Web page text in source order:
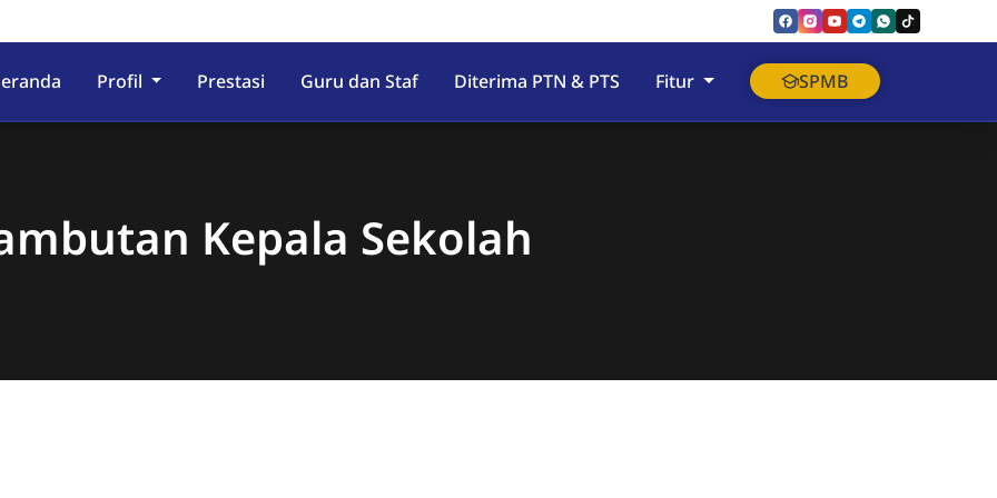
Profil Prestasi Guru dan Staf Diterima PTN & PTS Fitur SPMB
Kepala Sekolah